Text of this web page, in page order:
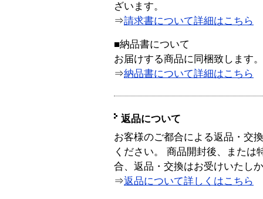
ざいます。
⇒請求書について詳細はこちら
■納品書について
お届けする商品に同梱致します。
⇒納品書について詳細はこちら
返品について
お客様のご都合による返品・交
ください。 商品開封後、または
合、返品・交換はお受けいたし
⇒返品について詳しくはこちら